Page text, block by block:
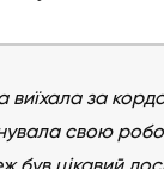
виїхала за
свою